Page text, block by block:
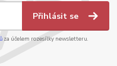
Přihlásit se
za účelem rozesílky newsletteru.